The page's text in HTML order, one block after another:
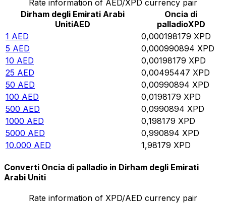
Rate information of AED/XPD currency pair
Dirham degli Emirati Arabi
UnitiAED
Oncia di
palladioXPD
1 AED 0,000198179 XPD
5 AED 0,000990894 XPD
10 AED 0,00198179 XPD
25 AED 0,00495447 XPD
50 AED 0,00990894 XPD
100 AED 0,0198179 XPD
500 AED 0,0990894 XPD
1000 AED 0,198179 XPD
5000 AED 0,990894 XPD
10.000 AED 1,98179 XPD
Converti Oncia di palladio in Dirham degli Emirati
Arabi Uniti
Rate information of XPD/AED currency pair